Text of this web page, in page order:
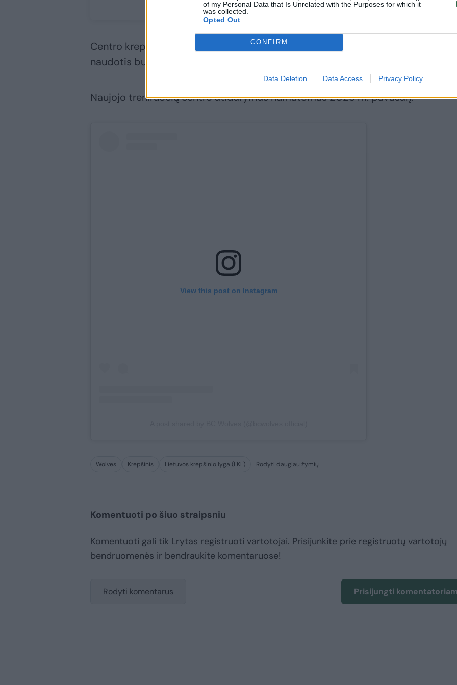
of my Personal Data that Is Unrelated with the Purposes for which it
was collected.
Opted Out
CONFIRM
Data Deletion Data Access Privacy Policy
Centro krepšinio salę bus galima transformuoti į dvi mažesnes aikšteles,
naudotis bus siūloma Vilniaus miesto bendruomenei.
Naujojo treniruočių centro atidarymas numatomas 2025 m. pavasarį.
View this post on Instagram
Wolves Krepšinis Lietuvos krepšinio lyga (LKL) Rodyti daugiau žymių
Komentuoti po šiuo straipsniu
Komentuoti gali tik Lrytas registruoti vartotojai. Prisijunkite prie registruotų vartotojų
bendruomenės ir bendraukite komentaruose!
Rodyti komentarus Prisijungti